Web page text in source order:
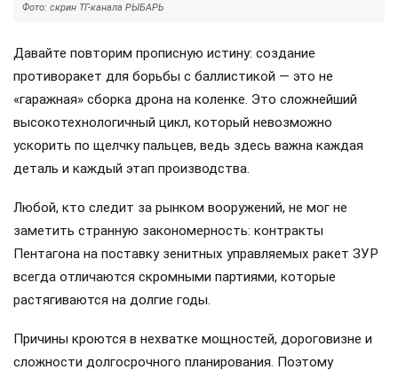
Фото: скрин ТГ-канала РЫБАРЬ
Давайте повторим прописную истину: создание
противоракет для борьбы с баллистикой — это не
«гаражная» сборка дрона на коленке. Это сложнейший
высокотехнологичный цикл, который невозможно
ускорить по щелчку пальцев, ведь здесь важна каждая
деталь и каждый этап производства.
Любой, кто следит за рынком вооружений, не мог не
заметить странную закономерность: контракты
Пентагона на поставку зенитных управляемых ракет ЗУР
всегда отличаются скромными партиями, которые
растягиваются на долгие годы.
Причины кроются в нехватке мощностей, дороговизне и
сложности долгосрочного планирования. Поэтому